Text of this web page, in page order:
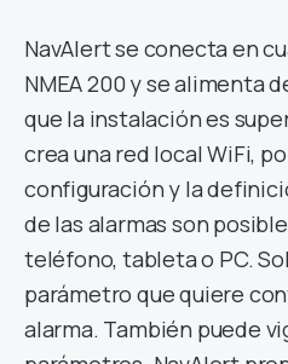
NavAlert se conecta en
NMEA 200 y se alimenta
que la instalación es
crea una red local WiFi,
configuración y la
de las alarmas son
teléfono, tableta o PC.
parámetro que quiere
alarma. También puede